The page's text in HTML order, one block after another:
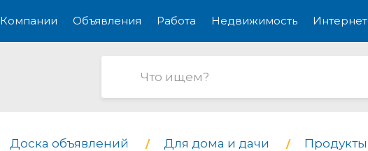
Компании Объявления Работа Недвижимость
Доска объявлений Для дома и дачи